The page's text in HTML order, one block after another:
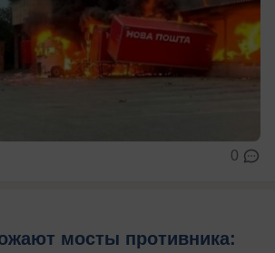
0
мосты противника: